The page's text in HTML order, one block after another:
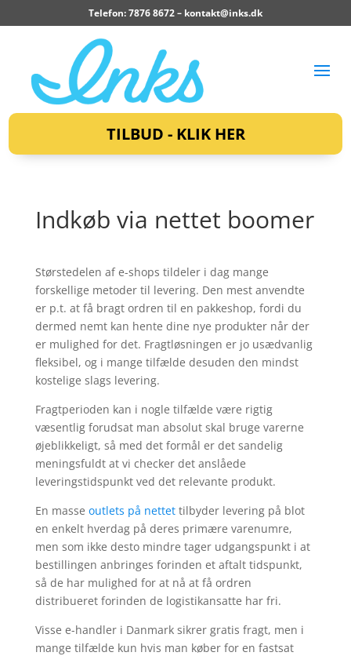
Telefon: 7876 8672 – kontakt@inks.dk
TILBUD - KLIK HER
Indkøb via nettet boomer
Størstedelen af e-shops tildeler i dag mange
forskellige metoder til levering. Den mest anvendte
er p.t. at få bragt ordren til en pakkeshop, fordi du
dermed nemt kan hente dine nye produkter når der
er mulighed for det. Fragtløsningen er jo usædvanlig
fleksibel, og i mange tilfælde desuden den mindst
kostelige slags levering.
Fragtperioden kan i nogle tilfælde være rigtig
væsentlig forudsat man absolut skal bruge varerne
øjeblikkeligt, så med det formål er det sandelig
meningsfuldt at vi checker det anslåede
leveringstidspunkt ved det relevante produkt.
En masse outlets på nettettilbyder levering på blot
en enkelt hverdag på deres primære varenumre,
men som ikke desto mindre tager udgangspunkt i at
bestillingen anbringes forinden et aftalt tidspunkt,
så de har mulighed for at nå at få ordren
distribueret forinden de logistikansatte har fri.
Visse e-handler i Danmark sikrer gratis fragt, men i
mange tilfælde kun hvis man køber for en fastsat